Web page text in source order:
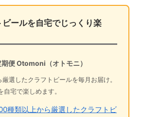
ビールを自宅でじっくり楽
便 Otomoni（オトモニ）
選したクラフトビールを毎月お届け。
宅で楽しめます。
種類以上から厳選したクラフトビ